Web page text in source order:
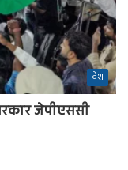
देश
जेपीएससी